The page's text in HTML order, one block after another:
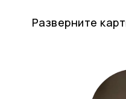
Разверните